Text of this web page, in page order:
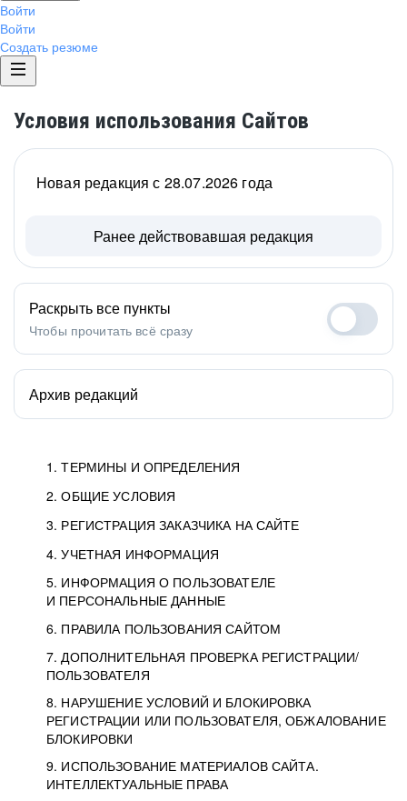
Войти
Войти
Создать резюме
Условия использования Сайтов
1. ТЕРМИНЫ И ОПРЕДЕЛЕНИЯ
2. ОБЩИЕ УСЛОВИЯ
3. РЕГИСТРАЦИЯ ЗАКАЗЧИКА НА САЙТЕ
4. УЧЕТНАЯ ИНФОРМАЦИЯ
5. ИНФОРМАЦИЯ О ПОЛЬЗОВАТЕЛЕ
И ПЕРСОНАЛЬНЫЕ ДАННЫЕ
6. ПРАВИЛА ПОЛЬЗОВАНИЯ САЙТОМ
7. ДОПОЛНИТЕЛЬНАЯ ПРОВЕРКА РЕГИСТРАЦИИ/
ПОЛЬЗОВАТЕЛЯ
8. НАРУШЕНИЕ УСЛОВИЙ И БЛОКИРОВКА
РЕГИСТРАЦИИ ИЛИ ПОЛЬЗОВАТЕЛЯ, ОБЖАЛОВАНИЕ
БЛОКИРОВКИ
9. ИСПОЛЬЗОВАНИЕ МАТЕРИАЛОВ САЙТА.
ИНТЕЛЛЕКТУАЛЬНЫЕ ПРАВА
Новая редакция с 28.07.2026 года
Ранее действовавшая редакция
Раскрыть все пункты
Чтобы прочитать всё сразу
Архив редакций